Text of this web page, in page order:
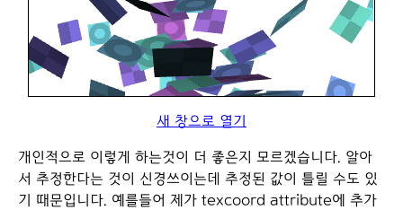
새 창으로 열기
개인적으로 이렇게 하는것이 더 좋은지 모르겠습니다. 알아
서 추정한다는 것이 신경쓰이는데 추정된 값이 틀릴 수도 있
기 때문입니다. 예를들어 제가 texcoord attribute에 추가